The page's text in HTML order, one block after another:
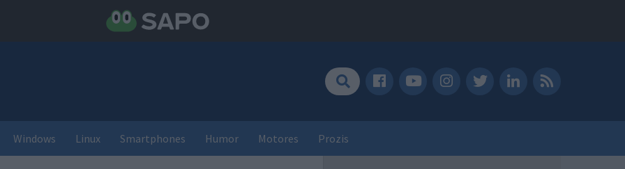
Windows Linux Smartphones Humor Motores Prozis